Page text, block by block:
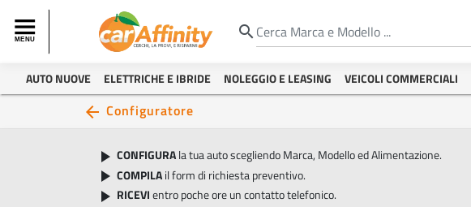
search
AUTO NUOVE ELETTRICHE E IBRIDE NOLEGGIO E LEASING VEICOLI COMMERCIALI
arrow_back Configuratore
play_arrow CONFIGURA la tua auto scegliendo Marca, Modello ed Alimentazione.
play_arrow COMPILA il form di richiesta preventivo.
play_arrow RICEVI entro poche ore un contatto telefonico.